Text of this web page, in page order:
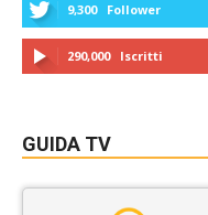
9,300 Follower
290,000 Iscritti
GUIDA TV